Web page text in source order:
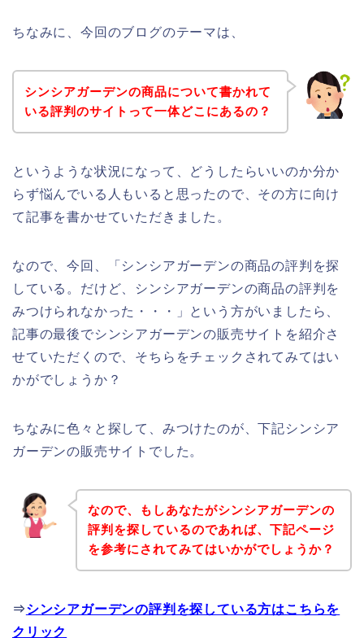
ちなみに、今回のブログのテーマは、
シンシアガーデンの商品について書かれて
いる評判のサイトって一体どこにあるの？
というような状況になって、どうしたらいいのか分か
らず悩んでいる人もいると思ったので、その方に向け
て記事を書かせていただきました。
なので、今回、「シンシアガーデンの商品の評判を探
している。だけど、シンシアガーデンの商品の評判を
みつけられなかった・・・」という方がいましたら、
記事の最後でシンシアガーデンの販売サイトを紹介さ
せていただくので、そちらをチェックされてみてはい
かがでしょうか？
ちなみに色々と探して、みつけたのが、下記シンシア
ガーデンの販売サイトでした。
なので、もしあなたがシンシアガーデンの
評判を探しているのであれば、下記ページ
を参考にされてみてはいかがでしょうか？
⇒シンシアガーデンの評判を探している方はこちらを
クリック